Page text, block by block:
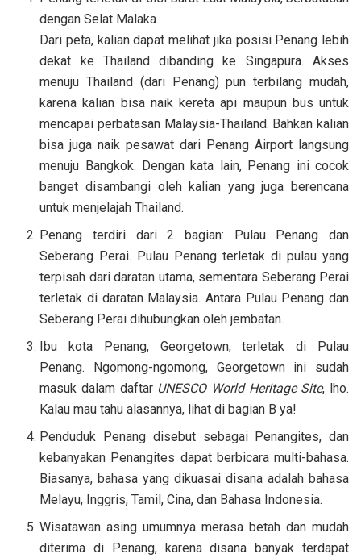
dengan Selat Malaka.
Dari peta, kalian dapat melihat jika posisi Penang lebih
dekat ke Thailand dibanding ke Singapura. Akses
menuju Thailand (dari Penang) pun terbilang mudah,
karena kalian bisa naik kereta api maupun bus untuk
mencapai perbatasan Malaysia-Thailand. Bahkan kalian
bisa juga naik pesawat dari Penang Airport langsung
menuju Bangkok. Dengan kata lain, Penang ini cocok
banget disambangi oleh kalian yang juga berencana
untuk menjelajah Thailand.
Penang terdiri dari 2 bagian: Pulau Penang dan
Seberang Perai. Pulau Penang terletak di pulau yang
terpisah dari daratan utama, sementara Seberang Perai
terletak di daratan Malaysia. Antara Pulau Penang dan
Seberang Perai dihubungkan oleh jembatan.
Ibu kota Penang, Georgetown, terletak di Pulau
Penang. Ngomong-ngomong, Georgetown ini sudah
masuk dalam daftar UNESCO World Heritage Site, lho.
Kalau mau tahu alasannya, lihat di bagian B ya!
Penduduk Penang disebut sebagai Penangites, dan
kebanyakan Penangites dapat berbicara multi-bahasa.
Biasanya, bahasa yang dikuasai disana adalah bahasa
Melayu, Inggris, Tamil, Cina, dan Bahasa Indonesia.
Wisatawan asing umumnya merasa betah dan mudah
diterima di Penang, karena disana banyak terdapat